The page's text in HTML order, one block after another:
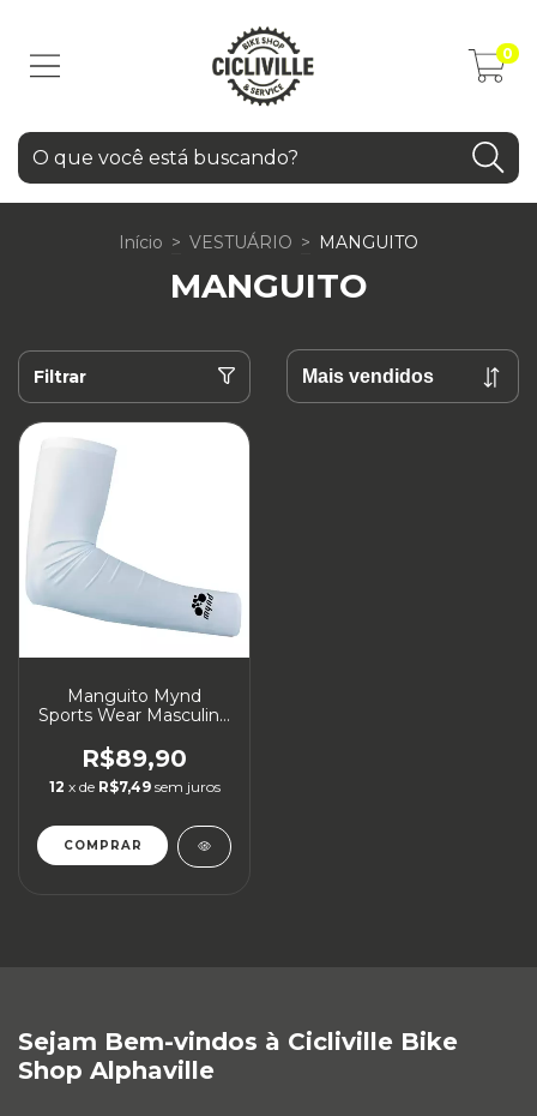
0
Início > VESTUÁRIO > MANGUITO
MANGUITO
Filtrar
Manguito Mynd
Sports Wear Masculino
R$89,90
12 x de R$7,49 sem juros
COMPRAR
Sejam Bem-vindos à Cicliville Bike
Shop Alphaville